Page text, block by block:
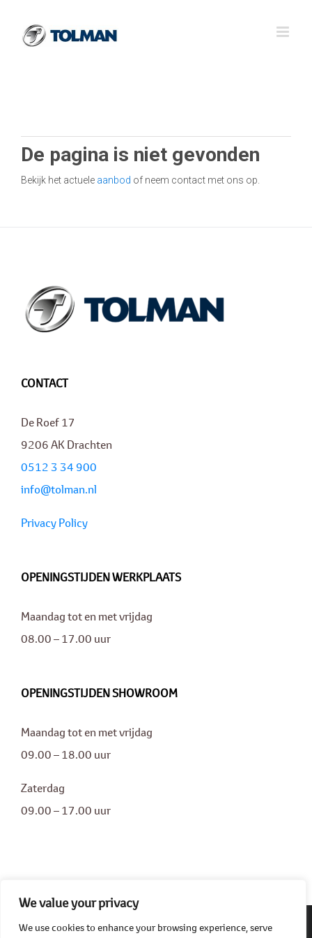
We value your privacy
We use cookies to enhance your browsing experience, serve
De pagina is niet gevonden
Bekijk het actuele aanbod of neem contact met ons op.
CONTACT
De Roef 17
9206 AK Drachten
0512 3 34 900
info@tolman.nl
Privacy Policy
OPENINGSTIJDEN WERKPLAATS
Maandag tot en met vrijdag
08.00 – 17.00 uur
OPENINGSTIJDEN SHOWROOM
Maandag tot en met vrijdag
09.00 – 18.00 uur
Zaterdag
09.00 – 17.00 uur